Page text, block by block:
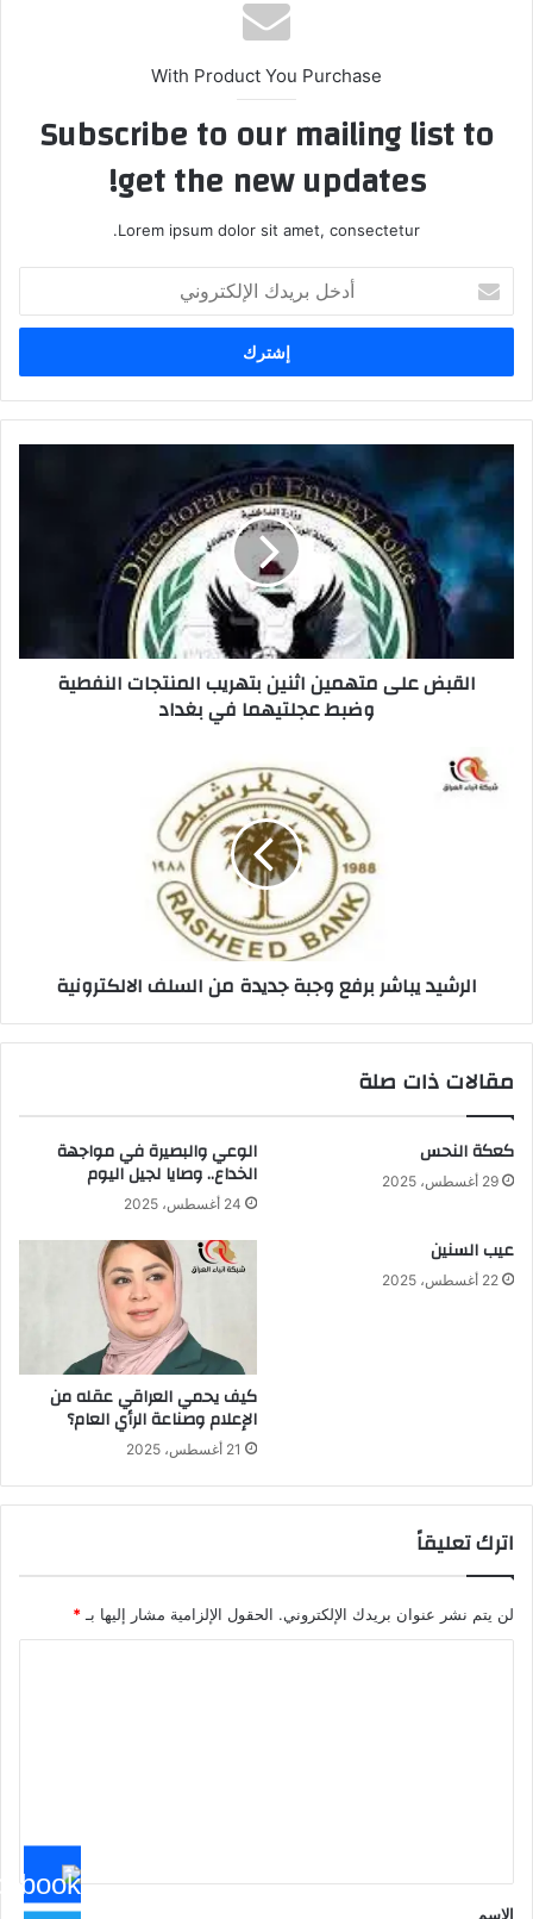
With Product You Purchase
Subscribe to our mailing list to
get the new updates!
Lorem ipsum dolor sit amet, consectetur.
بريدك
الإلكتروني
متهمين
اثنين
بتهريب
المنتجات
النفطية
عجلتيهما
القبض على متهمين اثنين بتهريب المنتجات النفطية
وضبط عجلتيهما في بغداد
الرشيد
يباشر
الرشيد يباشر برفع وجبة جديدة من السلف الالكترونية
مقالات ذات صلة
كعكة النحس
29 أغسطس، 2025
الوعي والبصيرة في مواجهة
الخداع.. وصايا لجيل اليوم
24 أغسطس، 2025
عيب السنين
22 أغسطس، 2025
كيف يحمي العراقي عقله من
الإعلام وصناعة الرأي العام؟
21 أغسطس، 2025
اترك تعليقاً
لن يتم نشر عنوان بريدك الإلكتروني. الحقول الإلزامية مشار إليها بـ *
*
الاسم